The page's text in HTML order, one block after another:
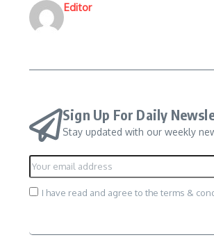
Editor
Sign Up For Daily
Stay updated with our weekly
I have read and agree to the terms &